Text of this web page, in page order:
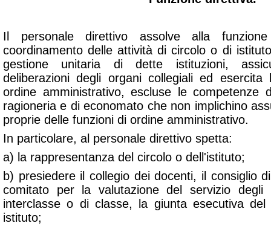
Il personale direttivo assolve alla
coordinamento delle attività di circolo o di
gestione unitaria di dette istituzioni,
deliberazioni degli organi collegiali ed
ordine amministrativo, escluse le competenze
ragioneria e di economato che non implichino
proprie delle funzioni di ordine amministrativo.
In particolare, al personale direttivo spetta:
a) la rappresentanza del circolo o dell'istituto;
b) presiedere il collegio dei docenti, il consiglio
comitato per la valutazione del servizio degli
interclasse o di classe, la giunta esecutiva
istituto;